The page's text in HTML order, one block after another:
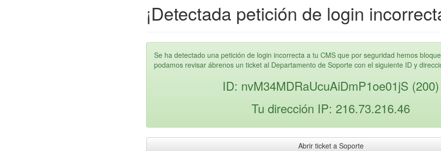
¡Detectada petición de login
Se ha detectado una petición de login incorrecta a tu CMS que por seguridad hemos
podamos revisar ábrenos un ticket al Departamento de Soporte con el siguiente ID y
ID: nvM34MDRaUcuAiDmP1oe01jS (200)
Tu dirección IP: 216.73.216.46
Abrir ticket a Soporte